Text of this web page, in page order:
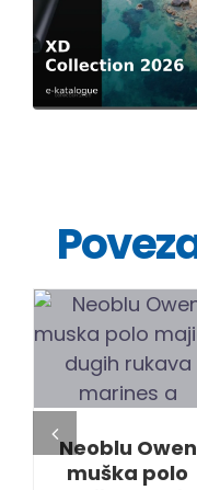
DETALJI
Neoblu Owen
muška polo